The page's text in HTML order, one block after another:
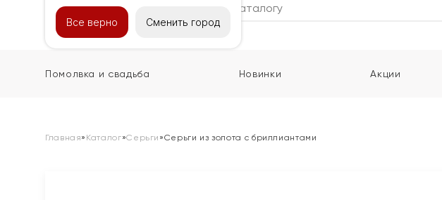
Все верно Сменить город
Каталог
Помолвка и свадьба Новинки Акции
Главная» Каталог»Серьги »Серьги из золота с бриллиантами